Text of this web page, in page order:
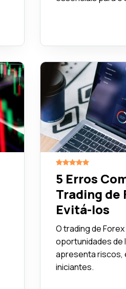
5 Erros
Trading de
Evitá-los
O trading de
oportunidades de
apresenta riscos,
iniciantes.